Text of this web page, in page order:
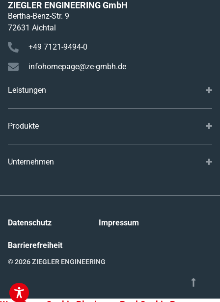
ZIEGLER ENGINEERING GmbH
Bertha-Benz-Str. 9
72631 Aichtal
+49 7121-9494-0
infohomepage@ze-gmbh.de
Leistungen
Produkte
Unternehmen
Datenschutz Impressum
Barrierefreiheit
© 2026 ZIEGLER ENGINEERING